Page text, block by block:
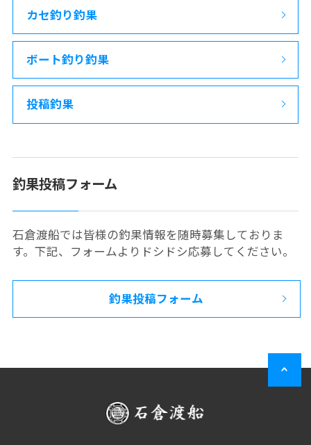
カセ釣り釣果
ボート釣り釣果
投稿釣果
釣果投稿フォーム
石倉渡船では皆様の釣果情報を随時募集しておりま
す。下記、フォームよりドシドシ応募してください。
釣果投稿フォーム